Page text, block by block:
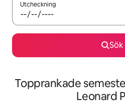
Utcheckning
Sök
Topprankade
Leonard